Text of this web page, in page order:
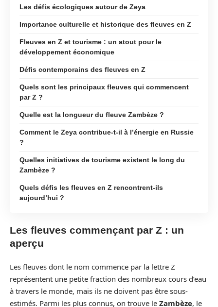
Les défis écologiques autour de Zeya
Importance culturelle et historique des fleuves en Z
Fleuves en Z et tourisme : un atout pour le
développement économique
Défis contemporains des fleuves en Z
Quels sont les principaux fleuves qui commencent
par Z ?
Quelle est la longueur du fleuve Zambèze ?
Comment le Zeya contribue-t-il à l’énergie en Russie
?
Quelles initiatives de tourisme existent le long du
Zambèze ?
Quels défis les fleuves en Z rencontrent-ils
aujourd’hui ?
Les fleuves commençant par Z : un
aperçu
Les fleuves dont le nom commence par la lettre Z
représentent une petite fraction des nombreux cours d’eau
à travers le monde, mais ils ne doivent pas être sous-
estimés. Parmi les plus connus, on trouve le Zambèze, le